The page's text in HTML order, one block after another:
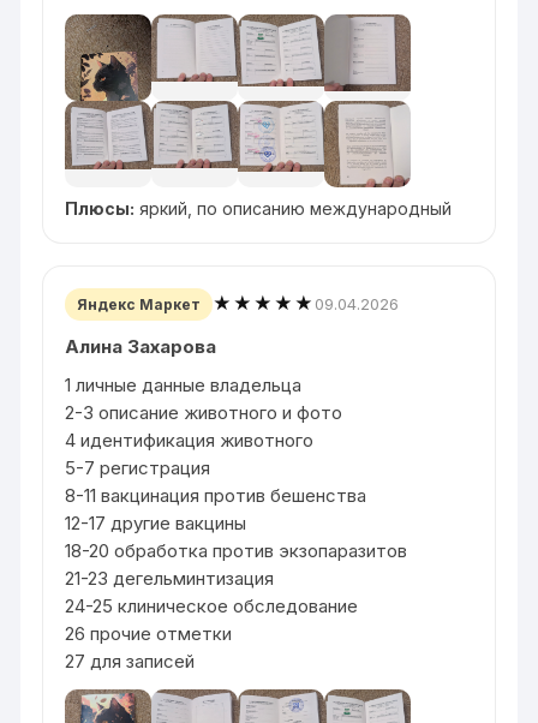
Плюсы: яркий, по описанию международный
Яндекс Маркет ★★★★★ 09.04.2026
Алина Захарова
1 личные данные владельца
2-3 описание животного и фото
4 идентификация животного
5-7 регистрация
8-11 вакцинация против бешенства
12-17 другие вакцины
18-20 обработка против экзопаразитов
21-23 дегельминтизация
24-25 клиническое обследование
26 прочие отметки
27 для записей